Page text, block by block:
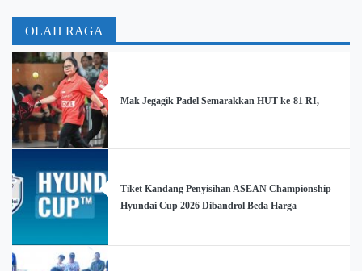
OLAH RAGA
Mak Jegagik Padel Semarakkan HUT ke-81 RI,
Tiket Kandang Penyisihan ASEAN Championship
Hyundai Cup 2026 Dibandrol Beda Harga